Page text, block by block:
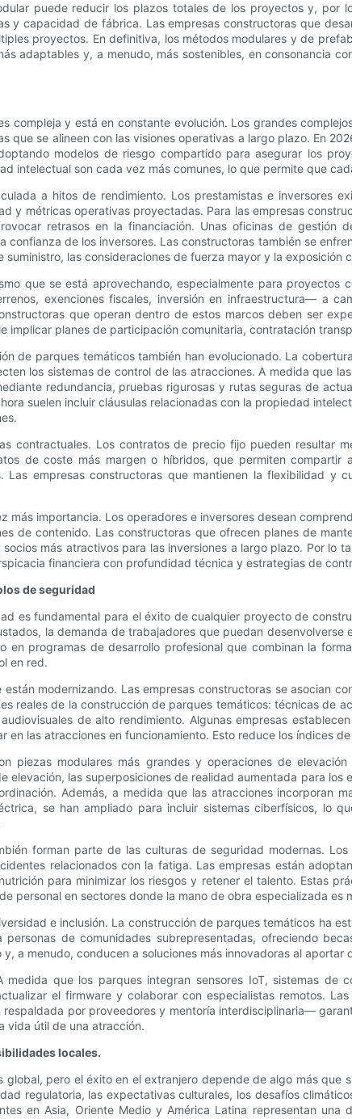
puede reducir los plazos totales de los proyectos y,
y capacidad de fábrica. Las empresas constructoras que
proyectos. En definitiva, los métodos modulares y de
adaptables y, a menudo, más sostenibles, en consonancia
compleja y está en constante evolución. Los grandes
que se alineen con las visiones operativas a largo plazo. En
modelos de riesgo compartido para asegurar los
intelectual son cada vez más comunes, lo que permite que
a hitos de rendimiento. Los prestamistas e inversores
y métricas operativas proyectadas. Para las empresas
retrasos en la financiación. Unas oficinas de gestión
de los inversores. Las constructoras también se
las consideraciones de fuerza mayor y la exposición
que se está aprovechando, especialmente para
exenciones fiscales, inversión en infraestructura— a
que operan dentro de estos marcos deben ser
implicar planes de participación comunitaria, contratación
de parques temáticos también han evolucionado. La
los sistemas de control de las atracciones. A medida que
redundancia, pruebas rigurosas y rutas seguras de
suelen incluir cláusulas relacionadas con la propiedad
contractuales. Los contratos de precio fijo pueden resultar
de coste más margen o híbridos, que permiten
empresas constructoras que mantienen la flexibilidad y
más importancia. Los operadores e inversores desean
de contenido. Las constructoras que ofrecen planes de
más atractivos para las inversiones a largo plazo. Por lo
financiera con profundidad técnica y estrategias de
de seguridad
es fundamental para el éxito de cualquier proyecto de
la demanda de trabajadores que puedan
en programas de desarrollo profesional que combinan la
en red.
modernizando. Las empresas constructoras se asocian
reales de la construcción de parques temáticos: técnicas de
de alto rendimiento. Algunas empresas
las atracciones en funcionamiento. Esto reduce los índices
piezas modulares más grandes y operaciones de
las superposiciones de realidad aumentada para
Además, a medida que las atracciones incorporan
se han ampliado para incluir sistemas ciberfísicos, lo
forman parte de las culturas de seguridad modernas.
relacionados con la fatiga. Las empresas están
para minimizar los riesgos y retener el talento. Estas
personal en sectores donde la mano de obra especializada es
e inclusión. La construcción de parques temáticos ha
de comunidades subrepresentadas, ofreciendo
a menudo, conducen a soluciones más innovadoras al
medida que los parques integran sensores IoT, sistemas de
el firmware y colaborar con especialistas remotos.
por proveedores y mentoría interdisciplinaria—
vida útil de una atracción.
locales.
pero el éxito en el extranjero depende de algo más
regulatoria, las expectativas culturales, los desafíos
en Asia, Oriente Medio y América Latina representan